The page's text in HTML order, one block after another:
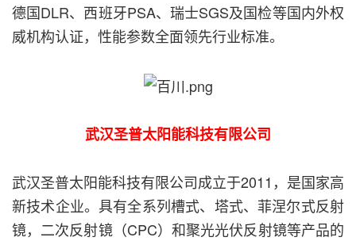
德国DLR、西班牙PSA、瑞士SGS及国检等国内外权
威机构认证，性能参数全面领先行业标准。
武汉圣普太阳能科技有限公司
武汉圣普太阳能科技有限公司成立于2011，是国家高
新技术企业。具有全系列槽式、塔式、菲涅尔式反射
镜，二次反射镜（CPC）和聚光光伏反射镜等产品的